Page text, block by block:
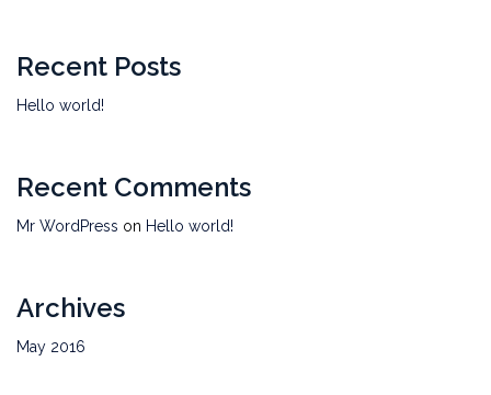
Recent Posts
Hello world!
Recent Comments
Mr WordPress on Hello world!
Archives
May 2016